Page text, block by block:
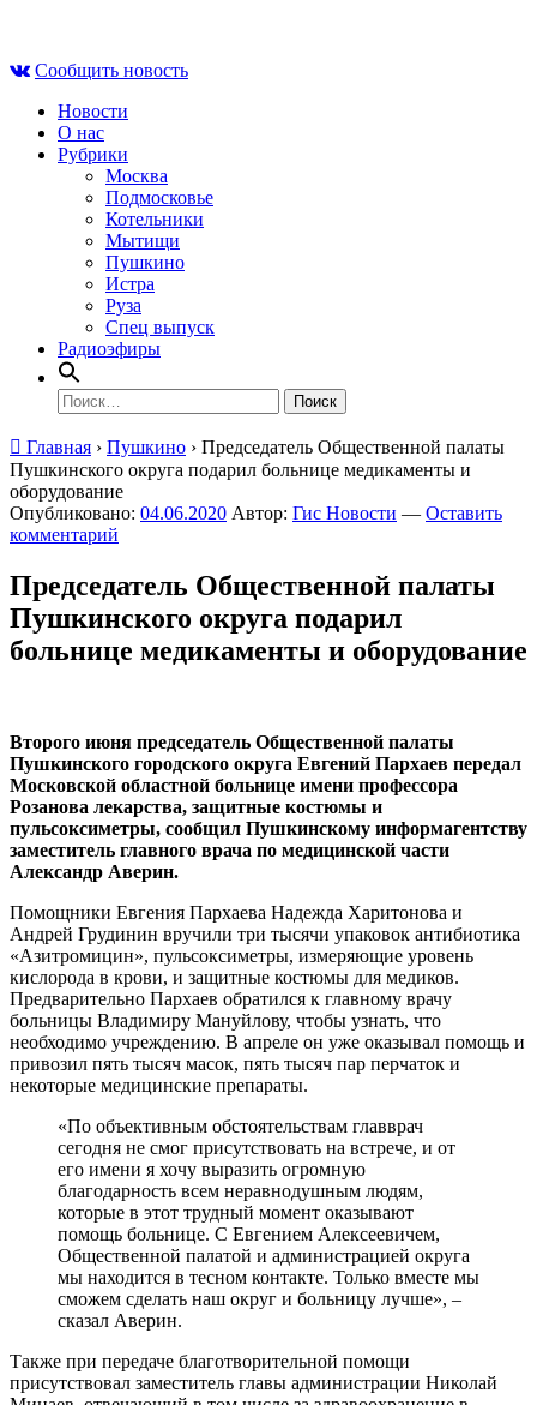
contentСообщить новость
Новости
О нас
Рубрики
Москва
Подмосковье
Котельники
Мытищи
Пушкино
Истра
Руза
Спец выпуск
Радиоэфиры
Найти:
Главная › Пушкино › Председатель Общественной палаты
Пушкинского округа подарил больнице медикаменты и
оборудование
Опубликовано: 04.06.2020 Автор: Гис Новости — Оставить
комментарий
Председатель Общественной палаты
Пушкинского округа подарил
больнице медикаменты и оборудование
Второго июня председатель Общественной палаты
Пушкинского городского округа Евгений Пархаев передал
Московской областной больнице имени профессора
Розанова лекарства, защитные костюмы и
пульсоксиметры, сообщил Пушкинскому информагентству
заместитель главного врача по медицинской части
Александр Аверин.
Помощники Евгения Пархаева Надежда Харитонова и
Андрей Грудинин вручили три тысячи упаковок антибиотика
«Азитромицин», пульсоксиметры, измеряющие уровень
кислорода в крови, и защитные костюмы для медиков.
Предварительно Пархаев обратился к главному врачу
больницы Владимиру Мануйлову, чтобы узнать, что
необходимо учреждению. В апреле он уже оказывал помощь и
привозил пять тысяч масок, пять тысяч пар перчаток и
некоторые медицинские препараты.
«По объективным обстоятельствам главврач
сегодня не смог присутствовать на встрече, и от
его имени я хочу выразить огромную
благодарность всем неравнодушным людям,
которые в этот трудный момент оказывают
помощь больнице. С Евгением Алексеевичем,
Общественной палатой и администрацией округа
мы находится в тесном контакте. Только вместе мы
сможем сделать наш округ и больницу лучше», –
сказал Аверин.
Также при передаче благотворительной помощи
присутствовал заместитель главы администрации Николай